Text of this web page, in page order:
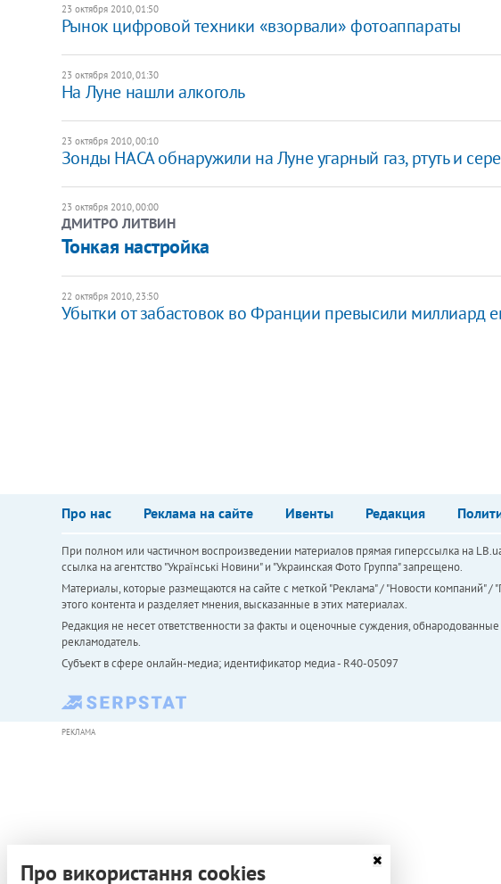
23 октября 2010, 01:50
Рынок цифровой техники «взорвали» фотоаппараты
23 октября 2010, 01:30
На Луне нашли алкоголь
23 октября 2010, 00:10
Зонды НАСА обнаружили на Луне угарный газ, ртуть и
23 октября 2010, 00:00
ДМИТРО ЛИТВИН
Тонкая настройка
22 октября 2010, 23:50
Убытки от забастовок во Франции превысили миллиард
Про нас Реклама на сайте Ивенты Редакция
При полном или частичном воспроизведении материалов прямая гиперссылка на
ссылка на агентство "Українськi Новини" и "Украинская Фото Группа" запрещено.
Материалы, которые размещаются на сайте с меткой "Реклама" / "Новости компаний" /
этого контента и разделяет мнения, высказанные в этих материалах.
Редакция не несет ответственности за факты и оценочные суждения,
рекламодатель.
Субъект в сфере онлайн-медиа; идентификатор медиа - R40-05097
РЕКЛАМА
Про використання cookies